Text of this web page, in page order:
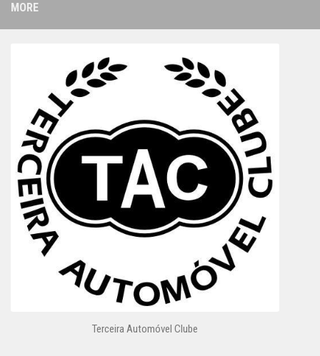
MORE
Terceira Automóvel Clube